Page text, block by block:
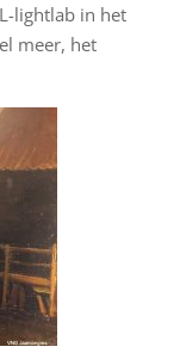
lightlab in het
meer, het